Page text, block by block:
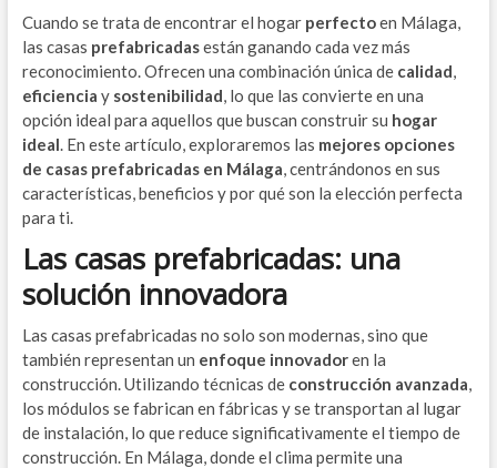
Cuando se trata de encontrar el hogar perfectoen Málaga,
las casas prefabricadasestán ganando cada vez más
reconocimiento. Ofrecen una combinación única de calidad,
eficiencia y sostenibilidad, lo que las convierte en una
opción ideal para aquellos que buscan construir su hogar
ideal. En este artículo, exploraremos las mejores opciones
de casas prefabricadas en Málaga, centrándonos en sus
características, beneficios y por qué son la elección perfecta
para ti.
Las casas prefabricadas: una
solución innovadora
Las casas prefabricadas no solo son modernas, sino que
también representan un enfoque innovadoren la
construcción. Utilizando técnicas de construcción avanzada,
los módulos se fabrican en fábricas y se transportan al lugar
de instalación, lo que reduce significativamente el tiempo de
construcción. En Málaga, donde el clima permite una